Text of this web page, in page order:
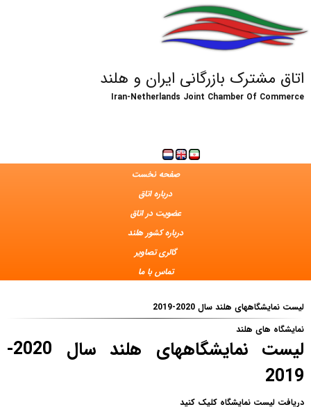
اتاق مشترک بازرگانی ایران و هلند
Iran-Netherlands Joint Chamber Of Commerce
صفحه نخست
درباره اتاق
عضویت در اتاق
درباره کشور هلند
گالری تصاویر
تماس با ما
لیست نمایشگاههای هلند سال 2020-2019
نمایشگاه های هلند
لیست نمایشگاههای هلند سال 2020-
2019
دریافت لیست نمایشگاه کلیک کنید